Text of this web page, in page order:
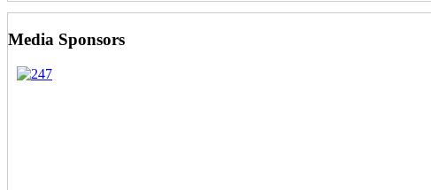
Media Sponsors